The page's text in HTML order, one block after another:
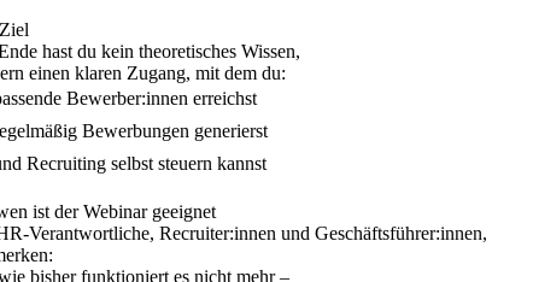
hast du kein theoretisches Wissen,
einen klaren Zugang, mit dem du:
Bewerber:innen erreichst
Bewerbungen generierst
Recruiting selbst steuern kannst
ist der Webinar geeignet
Verantwortliche, Recruiter:innen und Geschäftsführer:innen,
bisher funktioniert es nicht mehr –